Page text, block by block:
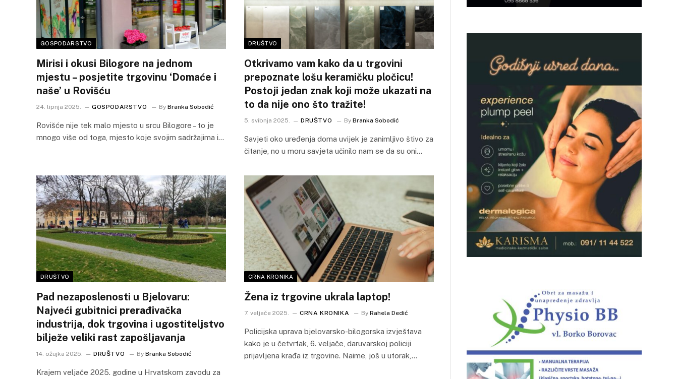
GOSPODARSTVO
Mirisi i okusi Bilogore na jednom
mjestu – posjetite trgovinu ‘Domaće i
naše’ u Rovišću
24. lipnja 2025. GOSPODARSTVO By Branka Sobodić
Rovišće nije tek malo mjesto u srcu Bilogore – to je
mnogo više od toga, mjesto koje svojim sadržajima i…
DRUŠTVO
Otkrivamo vam kako da u trgovini
prepoznate lošu keramičku pločicu!
Postoji jedan znak koji može ukazati na
to da nije ono što tražite!
5. svibnja 2025. DRUŠTVO By Branka Sobodić
Savjeti oko uređenja doma uvijek je zanimljivo štivo za
čitanje, no u moru savjeta učinilo nam se da su oni…
DRUŠTVO
Pad nezaposlenosti u Bjelovaru:
Najveći gubitnici prerađivačka
industrija, dok trgovina i ugostiteljstvo
bilježe veliki rast zapošljavanja
14. ožujka 2025. DRUŠTVO By Branka Sobodić
Krajem veljače 2025. godine u Hrvatskom zavodu za
CRNA KRONIKA
Žena iz trgovine ukrala laptop!
7. veljače 2025. CRNA KRONIKA By Rahela Dedić
Policijska uprava bjelovarsko-bilogorska izvještava
kako je u četvrtak, 6. veljače, daruvarskoj policiji
prijavljena krađa iz trgovine. Naime, još u utorak,…